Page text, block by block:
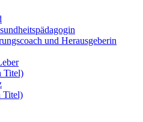
und Herausgeberin
Titel)
Titel)